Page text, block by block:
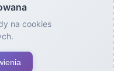
na cookies